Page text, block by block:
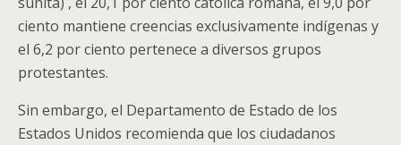
ciento mantiene creencias exclusivamente indígenas y
el 6,2 por ciento pertenece a diversos grupos
protestantes.
Sin embargo, el Departamento de Estado de los
Estados Unidos recomienda que los ciudadanos